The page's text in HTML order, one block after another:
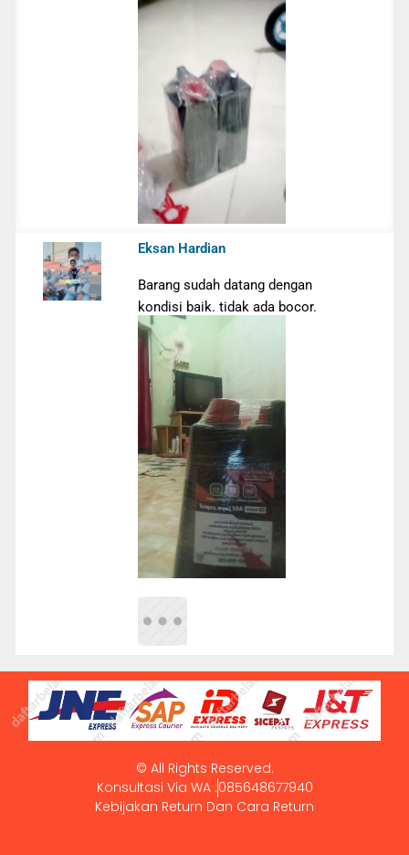
Eksan Hardian
Barang sudah datang dengan
kondisi baik. tidak ada bocor.
© All Rights Reserved.
Konsultasi Via WA :085648677940
Kebijakan Return Dan Cara Return